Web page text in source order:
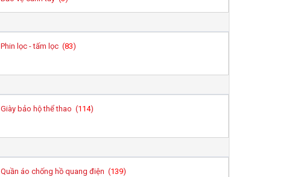
Phin lọc - tấm lọc (83)
Giày bảo hộ thể thao (114)
Quần áo chống hồ quang điện (139)